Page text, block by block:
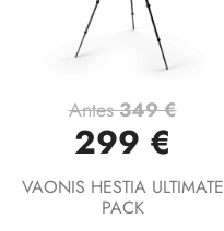
Antes349 €
299 €
VAONIS HESTIA ULTIMATE
PACK